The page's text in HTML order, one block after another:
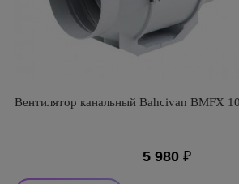
Вентилятор канальный Bahcivan BMFX
5 980 ₽